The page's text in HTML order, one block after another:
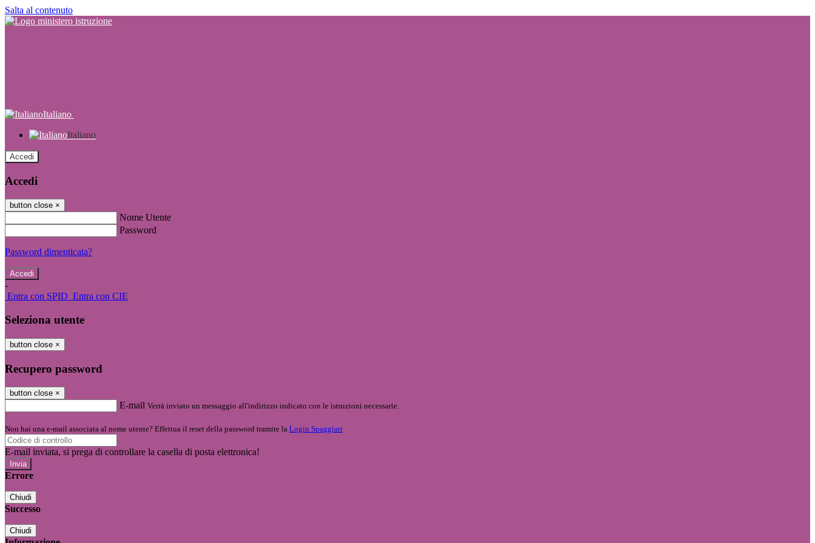
Salta al contenuto
Italiano
Italiano
Accedi
Accedi
button close ×
Nome Utente
Password
Password dimenticata?
-
Entra con SPID Entra con CIE
Seleziona utente
button close ×
Recupero password
button close ×
E-mail Verrà inviato un messaggio all'indirizzo indicato con le istruzioni necessarie.
Non hai una e-mail associata al nome utente? Effettua il reset della password tramite la Login Spaggiari
E-mail inviata, si prega di controllare la casella di posta elettronica!
Errore
Chiudi
Successo
Chiudi